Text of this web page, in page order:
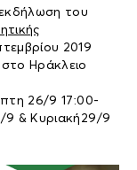
του
2019
Ηράκλειο
26/9 17:00-
9 & Κυριακή29/9